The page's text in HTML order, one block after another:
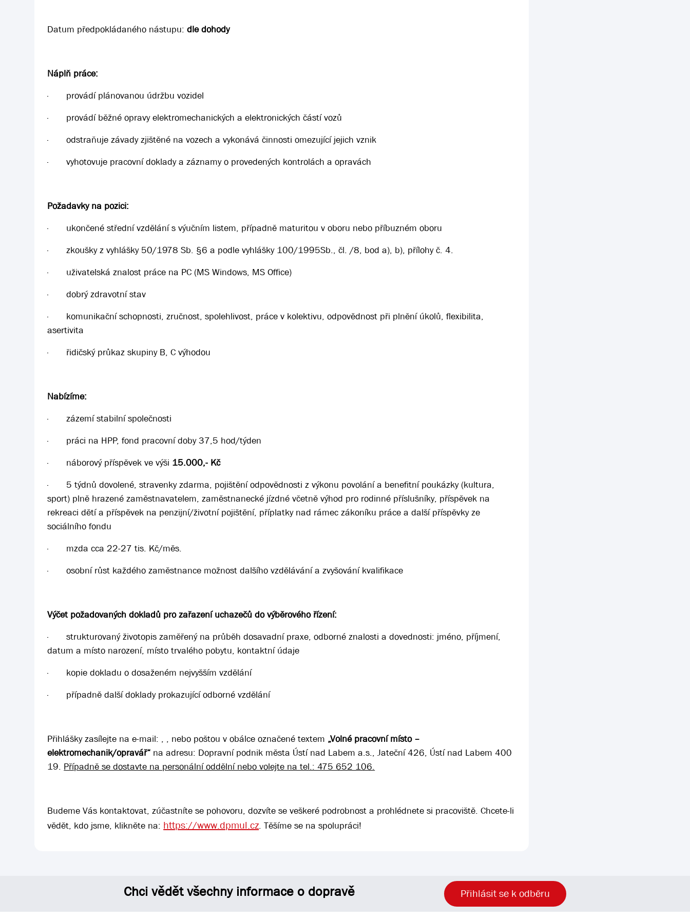
Datum předpokládaného nástupu:dle dohody
Náplň práce:
·
provádí plánovanou údržbu vozidel
·
provádí běžné opravy elektromechanických a elektronických částí vozů
·
odstraňuje závady zjištěné na vozech a vykonává činnosti omezující jejich vznik
·
vyhotovuje pracovní doklady a záznamy o provedených kontrolách a opravách
Požadavky na pozici:
·
ukončené střední vzdělání s výučním listem, případně maturitou v oboru nebo příbuzném oboru
·
zkoušky z vyhlášky 50/1978 Sb. §6 a podle vyhlášky 100/1995Sb., čl. /8, bod a), b), přílohy č. 4.
·
uživatelská znalost práce na PC (MS Windows, MS Office)
·
dobrý zdravotní stav
·
komunikační schopnosti, zručnost, spolehlivost, práce v kolektivu, odpovědnost při plnění úkolů, flexibilita,
asertivita
·
řidičský průkaz skupiny B, C výhodou
Nabízíme:
·
zázemí stabilní společnosti
·
práci na HPP, fond pracovní doby 37,5 hod/týden
·
náborový příspěvek ve výši 15.000,- Kč
·
5 týdnů dovolené, stravenky zdarma, pojištění odpovědnosti z výkonu povolání a benefitní poukázky (kultura,
sport) plně hrazené zaměstnavatelem, zaměstnanecké jízdné včetně výhod pro rodinné příslušníky, příspěvek na
rekreaci dětí a příspěvek na penzijní/životní pojištění, příplatky nad rámec zákoníku práce a další příspěvky ze
sociálního fondu
·
mzda cca 22-27 tis. Kč/měs.
·
osobní růst každého zaměstnance možnost dalšího vzdělávání a zvyšování kvalifikace
Výčet požadovaných dokladů pro zařazení uchazečů do výběrového řízení:
·
strukturovaný životopis zaměřený na průběh dosavadní praxe, odborné znalosti a dovednosti: jméno, příjmení,
datum a místo narození, místo trvalého pobytu, kontaktní údaje
·
kopie dokladu o dosaženém nejvyšším vzdělání
·
případně další doklady prokazující odborné vzdělání
Přihlášky zasílejte na e-mail: , , nebo poštou v obálce označené textem „Volné pracovní místo –
elektromechanik/opravář“ na adresu: Dopravní podnik města Ústí nad Labem a.s., Jateční 426, Ústí nad Labem 400
19. Případně se dostavte na personální oddělní nebo volejte na tel.: 475 652 106.
Budeme Vás kontaktovat, zúčastníte se pohovoru, dozvíte se veškeré podrobnost a prohlédnete si pracoviště. Chcete-li
vědět, kdo jsme, klikněte na: https://www.dpmul.cz. Těšíme se na spolupráci!
Chci vědět všechny informace o dopravě Přihlásit se k odběru